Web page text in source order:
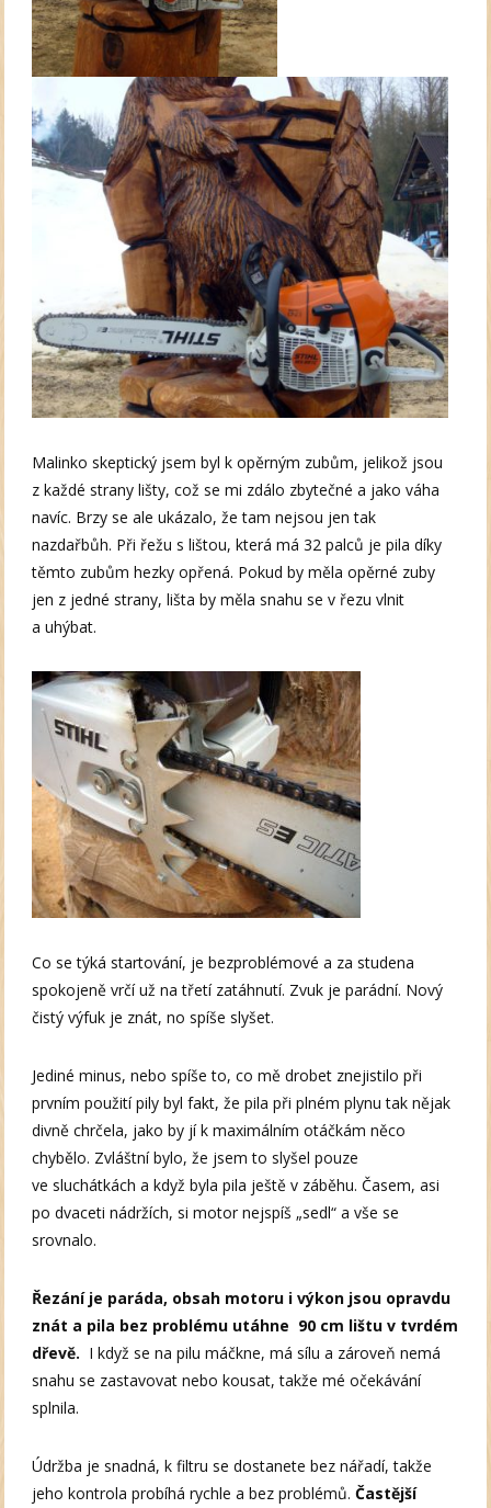
Malinko skeptický jsem byl k opěrným zubům, jelikož jsou
z každé strany lišty, což se mi zdálo zbytečné a jako váha
navíc. Brzy se ale ukázalo, že tam nejsou jen tak
nazdařbůh. Při řežu s lištou, která má 32 palců je pila díky
těmto zubům hezky opřená. Pokud by měla opěrné zuby
jen z jedné strany, lišta by měla snahu se v řezu vlnit
a uhýbat.
Co se týká startování, je bezproblémové a za studena
spokojeně vrčí už na třetí zatáhnutí. Zvuk je parádní. Nový
čistý výfuk je znát, no spíše slyšet.
Jediné minus, nebo spíše to, co mě drobet znejistilo při
prvním použití pily byl fakt, že pila při plném plynu tak nějak
divně chrčela, jako by jí k maximálním otáčkám něco
chybělo. Zvláštní bylo, že jsem to slyšel pouze
ve sluchátkách a když byla pila ještě v záběhu. Časem, asi
po dvaceti nádržích, si motor nejspíš „sedl“ a vše se
srovnalo.
Řezání je paráda, obsah motoru i výkon jsou opravdu
znát a pila bez problému utáhne 90 cm lištu v tvrdém
dřevě. I když se na pilu máčkne, má sílu a zároveň nemá
snahu se zastavovat nebo kousat, takže mé očekávání
splnila.
Údržba je snadná, k filtru se dostanete bez nářadí, takže
jeho kontrola probíhá rychle a bez problémů. Častější